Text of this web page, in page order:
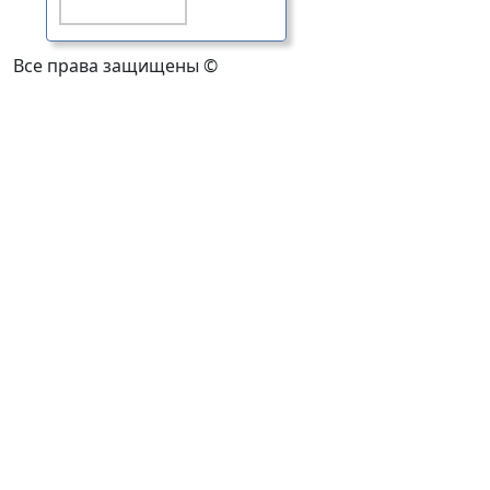
Все права защищены ©